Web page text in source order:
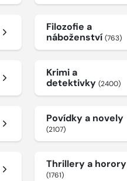
Filozofie a
náboženství(763)
Krimi a
detektivky(2400)
Povídky a novely
(2107)
Thrillery a horory
(1761)